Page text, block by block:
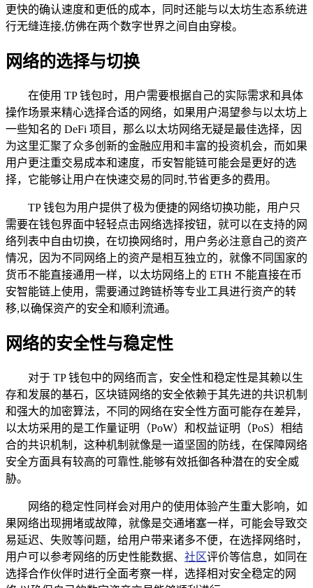
更快的确认速度和更低的成本，同时还能与以太坊生态系统进
行无缝连接,仿佛在两个数字世界之间自由穿梭。
网络的选择与切换
在使用 TP 钱包时，用户需要根据自己的实际需求和具体
操作场景来精心选择合适的网络，如果用户渴望参与以太坊上
一些知名的 DeFi 项目，那么以太坊网络无疑是最佳选择，因
为这里汇聚了众多创新的金融应用和丰富的投资机会，而如果
用户更注重交易成本和速度，币安智能链可能会是更好的选
择，它能够让用户在快速交易的同时,节省更多的费用。
TP 钱包为用户提供了极为便捷的网络切换功能，用户只
需要在钱包界面中轻轻点击网络选择按钮，就可以在支持的网
络列表中自由切换，在切换网络时，用户务必注意自己的资产
情况，因为不同网络上的资产是相互独立的，就像不同国家的
货币不能直接通用一样，以太坊网络上的 ETH 不能直接在币
安智能链上使用，需要通过跨链桥等专业工具进行资产的转
移,以确保资产的安全和顺利流通。
网络的安全性与稳定性
对于 TP 钱包中的网络而言，安全性和稳定性是其赖以生
存和发展的基石，区块链网络的安全依赖于其先进的共识机制
和强大的加密算法，不同的网络在安全性方面可能存在差异，
以太坊采用的是工作量证明（PoW）和权益证明（PoS）相结
合的共识机制，这种机制就像是一道坚固的防线，在保障网络
安全方面具有较高的可靠性,能够有效抵御各种潜在的安全威
胁。
网络的稳定性同样会对用户的使用体验产生重大影响，如
果网络出现拥堵或故障，就像是交通堵塞一样，可能会导致交
易延迟、失败等问题，给用户带来诸多不便，在选择网络时，
用户可以参考网络的历史性能数据、 社区评价等信息，如同在
选择合作伙伴时进行全面考察一样，选择相对安全稳定的网